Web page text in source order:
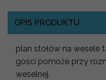
OPIS PRODUKTU
plan stołów na wesele
gości pomoże przy
weselnej.